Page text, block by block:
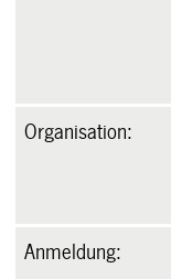
Organisation:
Anmeldung: